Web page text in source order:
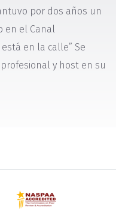
por dos años un
en el Canal
en la calle” Se
y host en su